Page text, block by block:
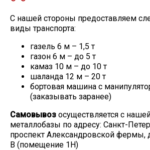
С нашей стороны предоставляем
виды транспорта:
газель 6 м – 1,5 т
газон 6 м – до 5 т
камаз 10 м – до 10 т
шаланда 12 м – 20 т
бортовая машина с
(заказывать заранее)
Самовывоз осуществляется с
металлобазы по адресу: Санкт-
проспект Александровской фермы,
В (помещение 1Н)